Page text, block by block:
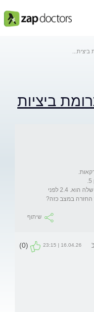
ביציות
בבדיקות שהעבירו לנו, הערך של Tsh שלה הוא. 2.4 לפני
החזרה במצב כזה?
שיתוף
16.04.26 | 23:15
(0)